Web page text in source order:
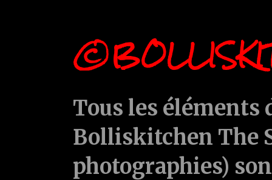
Tous les
Bolliskitchen The
photographies)